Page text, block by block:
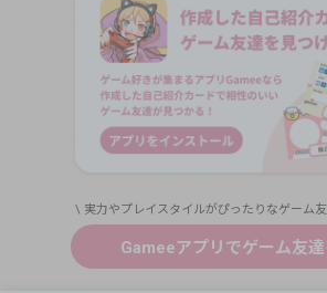
\ 実力やプレイスタイルがぴったりなゲーム
Gameeアプリでゲーム友